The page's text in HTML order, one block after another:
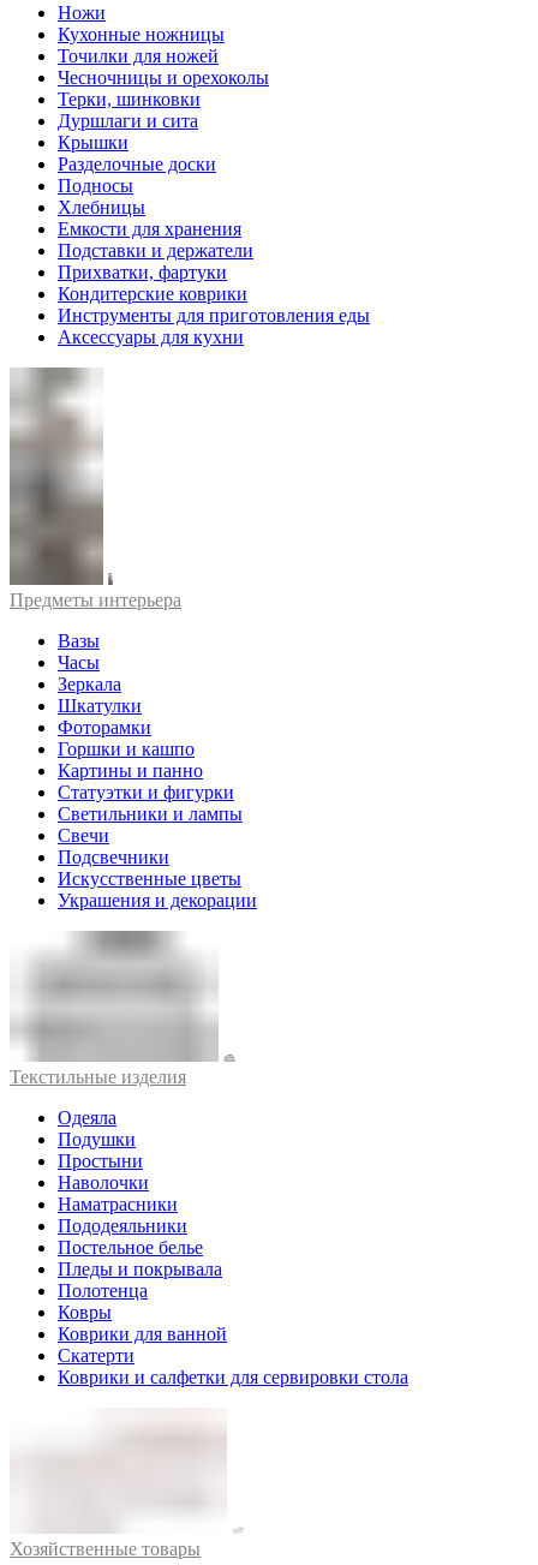
Ножи
Кухонные ножницы
Точилки для ножей
Чесночницы и орехоколы
Терки, шинковки
Дуршлаги и сита
Крышки
Разделочные доски
Подносы
Хлебницы
Емкости для хранения
Подставки и держатели
Прихватки, фартуки
Кондитерские коврики
Инструменты для приготовления еды
Аксессуары для кухни
Предметы интерьера
Вазы
Часы
Зеркала
Шкатулки
Фоторамки
Горшки и кашпо
Картины и панно
Статуэтки и фигурки
Светильники и лампы
Свечи
Подсвечники
Искусственные цветы
Украшения и декорации
Текстильные изделия
Одеяла
Подушки
Простыни
Наволочки
Наматрасники
Пододеяльники
Постельное белье
Пледы и покрывала
Полотенца
Ковры
Коврики для ванной
Скатерти
Коврики и салфетки для сервировки стола
Хозяйственные товары